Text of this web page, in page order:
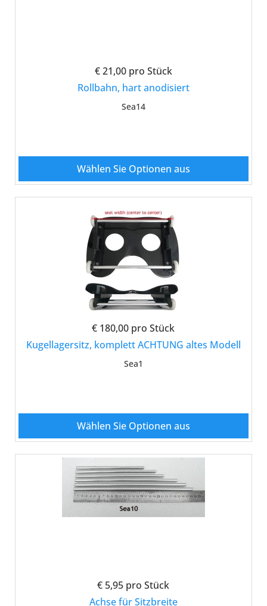
€ 21,00 pro Stück
Rollbahn, hart anodisiert
Sea14
Wählen Sie Optionen aus
€ 180,00 pro Stück
Kugellagersitz, komplett ACHTUNG altes Modell
Sea1
Wählen Sie Optionen aus
€ 5,95 pro Stück
Achse für Sitzbreite